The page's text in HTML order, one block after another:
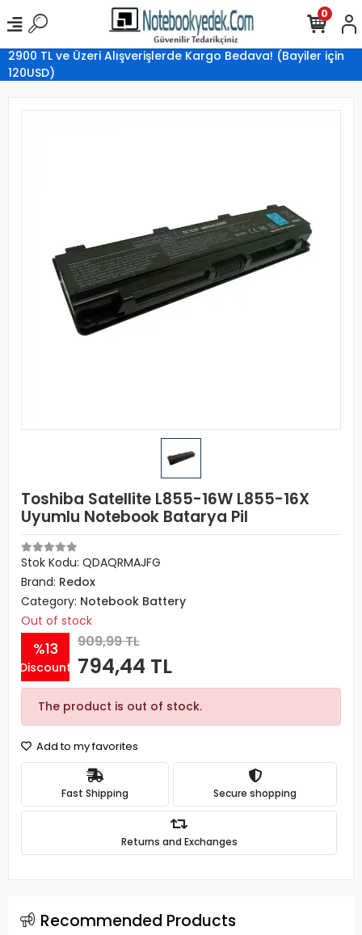
2900 TL ve Üzeri Alışverişlerde Kargo Bedava! (Bayiler için
120USD)
0
Toshiba Satellite L855-16W L855-16X
Uyumlu Notebook Batarya Pil
Stok Kodu: QDAQRMAJFG
Brand: Redox
Category: Notebook Battery
Out of stock
%13
Discount
909,99 TL
794,44 TL
The product is out of stock.
Add to my favorites
Fast Shipping Secure shopping
Returns and Exchanges
Recommended Products